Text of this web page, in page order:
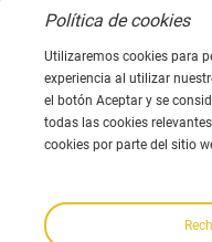
Contáctenos
Edificio 12, n.º 9,
China
0086 510 8580 8562
0086 152 5144 1199
info@nodha.com
Política de cookies
Utilizaremos cookies para
experiencia al utilizar
el botón Aceptar y se
todas las cookies
cookies por parte del sitio